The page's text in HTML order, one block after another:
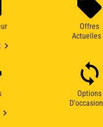
Offres
Actuelles
Options
D'occasion